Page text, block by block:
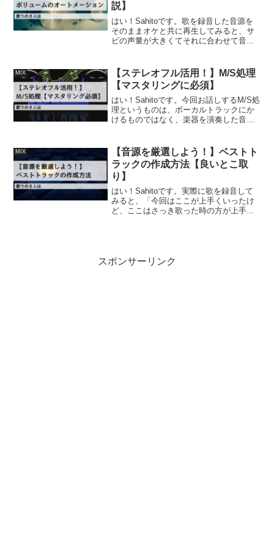
説】
はい！Sahitoです。歌を録音した音源を
そのままオケと共に再生してみると、サ
ビの声量が大きくてそれに合わせて音調
こで、１つのトラック内で部分的に音量
を調整する方法(ボ...
MIX
【ステレオフル活用！】M/S処理
【マスタリングに必須】
はい！Sahitoです。今回お話しするM/S処
理というものは、ボーカルトラックにか
けるものではなく、楽器を演奏した音源
理になります。つまり、既に出来上がっ
た状態のオケを...
MIX
【音源を厳選しよう！】ベストト
ラックの作成方法【良いとこ取
り】
はい！Sahitoです。実際に歌を録音して
みると、「今回はここが上手くいったけ
ど、ここはさっき歌った時の方が上手く
スポンサーリンク